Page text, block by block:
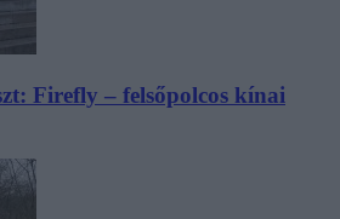
Firefly – felsőpolcos kínai